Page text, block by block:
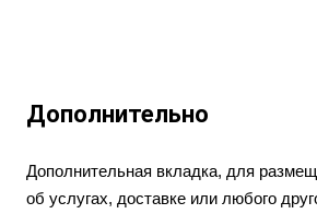
Дополнительно
Дополнительная вкладка, для
об услугах, доставке или любого